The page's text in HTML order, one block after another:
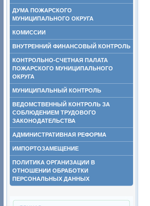
ДУМА ПОЖАРСКОГО
МУНИЦИПАЛЬНОГО ОКРУГА
КОМИССИИ
ВНУТРЕННИЙ ФИНАНСОВЫЙ КОНТРОЛЬ
КОНТРОЛЬНО-СЧЕТНАЯ ПАЛАТА
ПОЖАРСКОГО МУНИЦИПАЛЬНОГО
ОКРУГА
МУНИЦИПАЛЬНЫЙ КОНТРОЛЬ
ВЕДОМСТВЕННЫЙ КОНТРОЛЬ ЗА
СОБЛЮДЕНИЕМ ТРУДОВОГО
ЗАКОНОДАТЕЛЬСТВА
АДМИНИСТРАТИВНАЯ РЕФОРМА
ИМПОРТОЗАМЕЩЕНИЕ
ПОЛИТИКА ОРГАНИЗАЦИИ В
ОТНОШЕНИИ ОБРАБОТКИ
ПЕРСОНАЛЬНЫХ ДАННЫХ